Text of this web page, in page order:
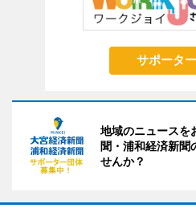
サポータ
地域のニュースを
聞・浦和経済新聞
せんか？